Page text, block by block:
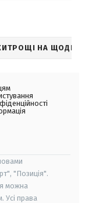
НА
"Позиція".
можна
Усі права